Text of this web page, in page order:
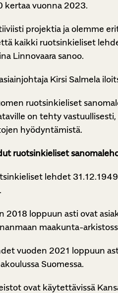
kertaa vuonna 2023.
projektia ja olemme
kaikki ruotsinkieliset
Linnovaara sanoo.
Kirsi Salmela
ruotsinkieliset
on tehty
hyödyntämistä.
ruotsinkieliset
lehdet
2018 loppuun asti ovat
maakunta-
vuoden 2021 loppuun
Suomessa.
ovat käytettävissä